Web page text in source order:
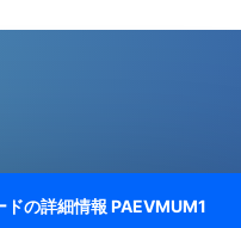
ドの詳細情報 PAEVMUM1